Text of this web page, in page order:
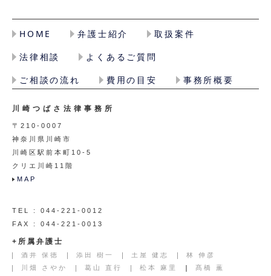
HOME 弁護士紹介
取扱案件
法律相談
よくあるご質問
ご相談の流れ
費用の目安 事務所概要
川崎つばさ法律事務所
〒210-0007
神奈川県川崎市
川崎区駅前本町10-5
クリエ川崎11階
MAP
TEL : 044-221-0012
FAX : 044-221-0013
+所属弁護士
酒井 保徳 添田 樹一 土屋 健志
林 伸彦
川畑 さやか
葛山 直行 松本 麻里
髙橋 薫